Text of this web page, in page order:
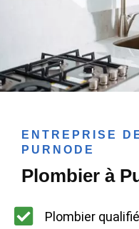
ENTREPRISE
PURNODE
Plombier à
Plombier